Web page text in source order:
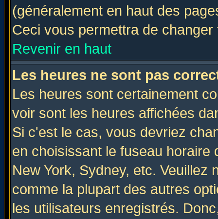
(généralement en haut des
Ceci vous permettra de
Revenir en haut
Les heures ne sont pas
Les heures sont certainement
voir sont les heures affichées
Si c'est le cas, vous devriez
en choisissant le fuseau
New York, Sydney, etc. Veuillez
comme la plupart des autres
les utilisateurs enregistrés.